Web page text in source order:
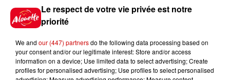
Gagnez vos places pour le
festival Marché Gourmand 2026
Le Duel - Gagnez vos entrées
Le respect de votre vie privée est notre
priorité
We and our (447) partnersdo the following data processing based on
your consent and/or our legitimate interest: Store and/or access
information on a device; Use limited data to select advertising; Create
profiles for personalised advertising; Use profiles to select personalised